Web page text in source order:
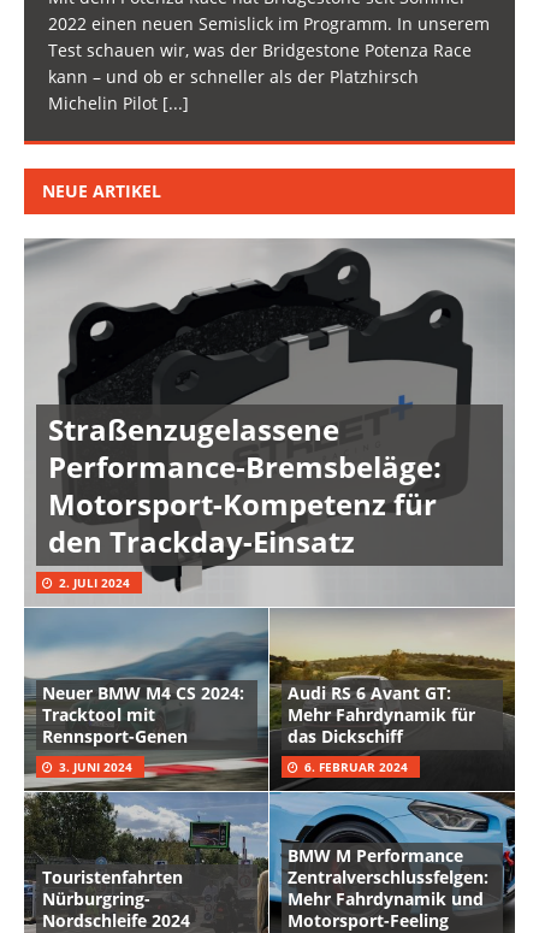
2022 einen neuen Semislick im Programm. In unserem
Test schauen wir, was der Bridgestone Potenza Race
kann – und ob er schneller als der Platzhirsch
Michelin Pilot [...]
NEUE ARTIKEL
Straßenzugelassene
Performance-Bremsbeläge:
Motorsport-Kompetenz für
den Trackday-Einsatz
2. JULI 2024
Neuer BMW M4 CS 2024:
Tracktool mit
Rennsport-Genen
3. JUNI 2024
Audi RS 6 Avant GT:
Mehr Fahrdynamik für
das Dickschiff
6. FEBRUAR 2024
Touristenfahrten
Nürburgring-
Nordschleife 2024
BMW M Performance
Zentralverschlussfelgen:
Mehr Fahrdynamik und
Motorsport-Feeling